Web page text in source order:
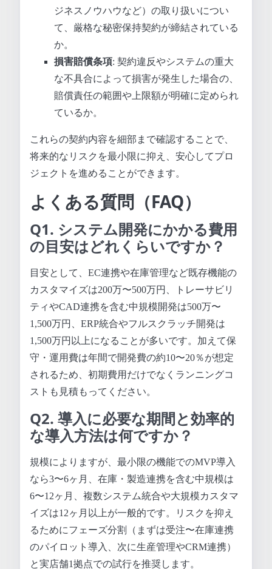
ジネスノウハウなど）の取り扱いについ
て、厳格な秘密保持契約が締結されている
か。
損害賠償条項: 契約違反やシステムの重大
な不具合によって損害が発生した場合の、
賠償責任の範囲や上限額が明確に定められ
ているか。
これらの契約内容を細部まで確認することで、
将来的なリスクを最小限に抑え、安心してプロ
ジェクトを進めることができます。
よくある質問（FAQ）
Q1. システム開発にかかる費用
の目安はどれくらいですか？
目安として、EC連携や在庫管理など既存機能の
カスタマイズは200万〜500万円、トレーサビリ
ティやCAD連携を含む中規模開発は500万〜
1,500万円、ERP統合やフルスクラッチ開発は
1,500万円以上になることが多いです。加えて保
守・運用費は年間で開発費の約10〜20％が想定
されるため、初期費用だけでなくランニングコ
ストも見積もってください。
Q2. 導入に必要な期間と効率的
な導入方法は何ですか？
規模によりますが、最小限の機能でのMVP導入
なら3〜6ヶ月、在庫・製造連携を含む中規模は
6〜12ヶ月、複数システム統合や大規模カスタマ
イズは12ヶ月以上が一般的です。リスクを抑え
るためにフェーズ分割（まずは受注〜在庫連携
のパイロット導入、次に生産管理やCRM連携）
と実店舗1拠点での試行を推奨します。